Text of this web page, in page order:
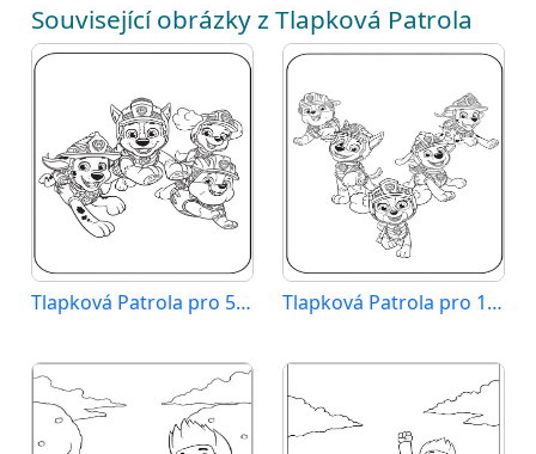
Související obrázky z Tlapková Patrola
Tlapková Patrola pro 5leté Děti Tlapková Patrola pro 1leté Děti